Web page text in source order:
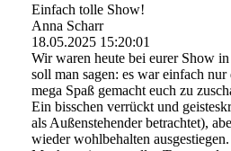
Einfach tolle Show!
Anna Scharr
18.05.2025 15:20:01
Wir waren heute bei eurer Show
soll man sagen: es war einfach
mega Spaß gemacht euch zu
Ein bisschen verrückt und
als Außenstehender betrachtet),
wieder wohlbehalten ausgestiegen.